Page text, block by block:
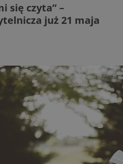
się czyta” –
już 21 maja